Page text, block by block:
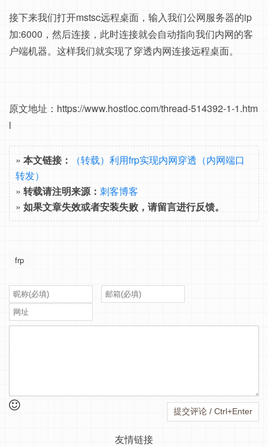
接下来我们打开mstsc远程桌面，输入我们公网服务器的ip
加:6000，然后连接，此时连接就会自动指向我们内网的客
户端机器。这样我们就实现了穿透内网连接远程桌面。
原文地址：https://www.hostloc.com/thread-514392-1-1.htm
l
» 本文链接：
（转载）利用frp实现内网穿透（内网端口
转发）
» 转载请注明来源： 刺客博客
» 如果文章失效或者安装失败，请留言进行反馈。
frp
友情链接